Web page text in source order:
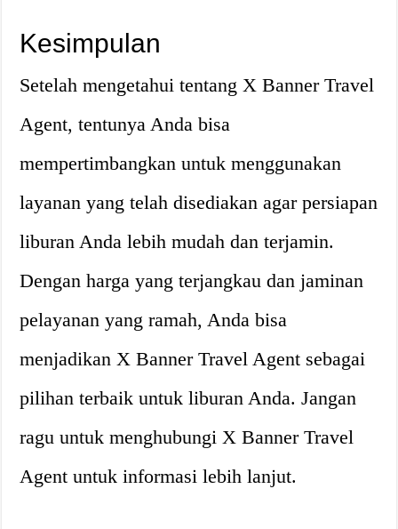
Kesimpulan
Setelah mengetahui tentang X Banner Travel
Agent, tentunya Anda bisa
mempertimbangkan untuk menggunakan
layanan yang telah disediakan agar persiapan
liburan Anda lebih mudah dan terjamin.
Dengan harga yang terjangkau dan jaminan
pelayanan yang ramah, Anda bisa
menjadikan X Banner Travel Agent sebagai
pilihan terbaik untuk liburan Anda. Jangan
ragu untuk menghubungi X Banner Travel
Agent untuk informasi lebih lanjut.